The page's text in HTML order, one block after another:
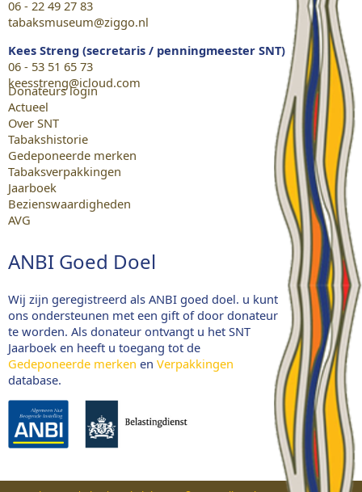
06 - 22 49 27 83
tabaksmuseum@ziggo.nl
Kees Streng (secretaris / penningmeester SNT)
06 - 53 51 65 73
keesstreng@icloud.com
Donateurs login
Actueel
Over SNT
Tabakshistorie
Gedeponeerde merken
Tabaksverpakkingen
Jaarboek
Bezienswaardigheden
AVG
ANBI Goed Doel
Wij zijn geregistreerd als ANBI goed doel. u kunt
ons ondersteunen met een gift of door donateur
te worden. Als donateur ontvangt u het SNT
Jaarboek en heeft u toegang tot de
Gedeponeerde merken en Verpakkingen
database.